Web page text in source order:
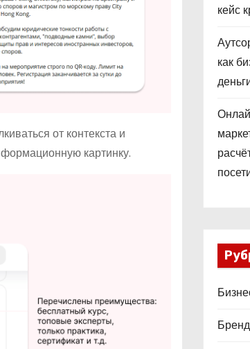
от контекста и
картинку.
кейс
как